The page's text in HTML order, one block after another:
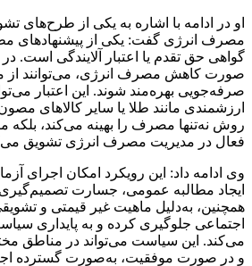
او در ادامه با اشاره به یکی از طرح‌های
مصرف انرژی گفت: یکی از پیشنهادهای
گواهی حق تقدم یا اعتبار آلایندگی است.
صورت کاهش مصرف انرژی، می‌توانند از
صرفه‌جویی بهره‌مند شوند. این اعتبار
ارزشمندی مانند طلا یا سایر کالاهای
روش نه‌تنها مصرف را بهینه می‌کند، بلکه
فعال در مدیریت مصرف انرژی تشویق
وی ادامه داد: این رویکرد امکان اجرای
ایجاد مطالبه عمومی، جسارت
همچنین، به‌دلیل ماهیت غیر قیمتی و
اجتماعی جلوگیری کرده و به پایداری
می‌کند. این سیاست می‌تواند در مناطق
و در صورت موفقیت، به‌صورت گسترده